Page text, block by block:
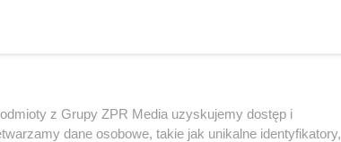
z Grupy ZPR Media uzyskujemy dostęp i
dane osobowe, takie jak unikalne identyfikatory,